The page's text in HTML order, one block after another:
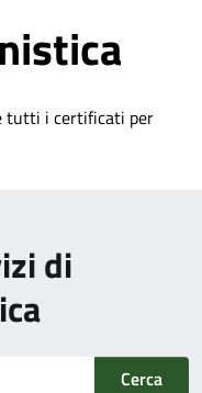
tutti i certificati per
di
Cerca